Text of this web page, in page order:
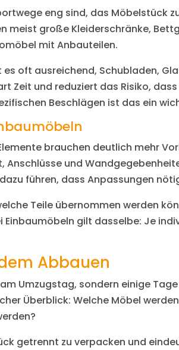
eng sind, das Möbelstück
meist große Kleiderschränke,
mit Anbauteilen.
oft ausreichend, Schubladen,
Zeit und reduziert das Risiko,
Beschlägen ist das ein
brauchen deutlich mehr
und
führen, dass Anpassungen
Teile übernommen werden
gilt dasselbe: Je
Abbauen
Umzugstag, sondern einige
Überblick: Welche Möbel
getrennt zu verpacken und